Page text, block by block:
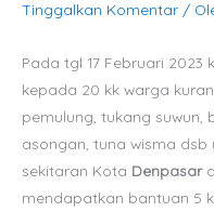
Tinggalkan Komentar /
Pada tgl 17 Februari
kepada 20 kk warga
pemulung, tukang suwun,
asongan, tuna wisma
sekitaran Kota Denpasar
mendapatkan bantuan 5